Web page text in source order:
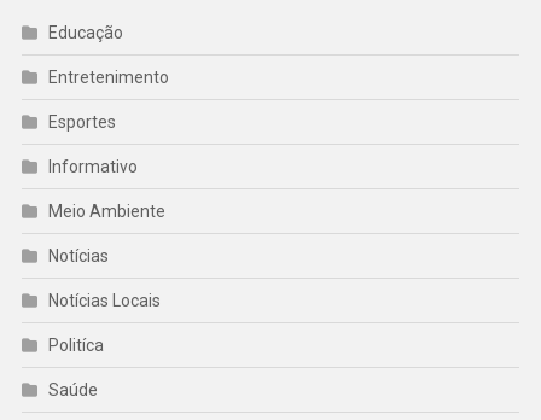
Educação
Entretenimento
Esportes
Informativo
Meio Ambiente
Notícias
Notícias Locais
Politíca
Saúde